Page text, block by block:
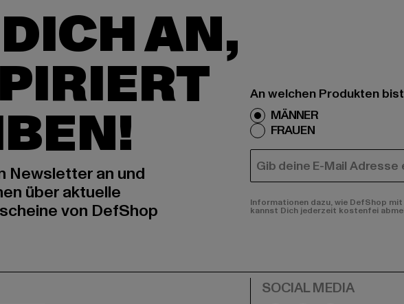
AN,
Newsletter an und
über aktuelle
von DefShop
An welchen Produkten
MÄNNER
FRAUEN
E-MAIL
Informationen dazu, wie DefShop
kannst Dich jederzeit kostenfei